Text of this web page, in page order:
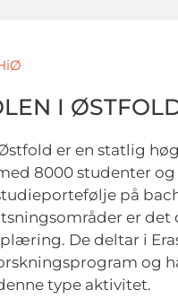
I
er en statlig
8000 studenter og
på
er
De deltar i
og
type aktivitet.